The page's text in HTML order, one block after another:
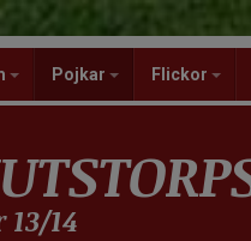
Pojkar Flickor
14